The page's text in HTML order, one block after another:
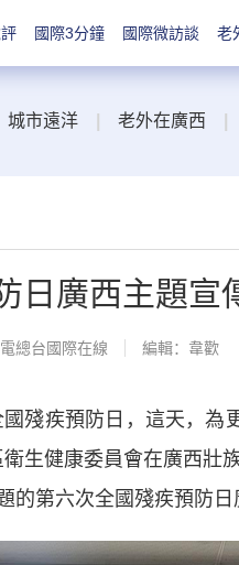
國際3分鐘 國際微訪談 老
城市遠洋 老外在廣西
日廣西主題宣
總台國際在線 編輯：韋歡
疾預防日，這天，為
生健康委員會在廣西壯
的第六次全國殘疾預防日